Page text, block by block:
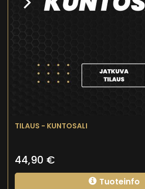
TILAUS - KUNTOSALI
44,90 €
Tuoteinfo